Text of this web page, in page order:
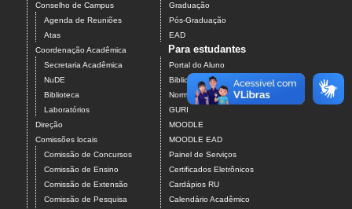
Conselho de Campus
Agenda de Reuniões
Atas
Coordenação Acadêmica
Secretaria Acadêmica
NuDE
Biblioteca
Laboratórios
Direção
Comissões locais
Comissão de Concursos
Comissão de Ensino
Comissão de Extensão
Comissão de Pesquisa
Graduação
Pós-Graduação
EAD
Para estudantes
Portal do Aluno
Biblioteca Web
Normalização de Trabalhos
GURI
MOODLE
MOODLE EAD
Painel de Serviços
Certificados Eletrônicos
Cardápios RU
Calendário Acadêmico